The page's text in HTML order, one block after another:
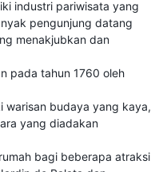
industri pariwisata yang
pengunjung datang
menakjubkan dan
pada tahun 1760 oleh
warisan budaya yang kaya,
yang diadakan
bagi beberapa atraksi